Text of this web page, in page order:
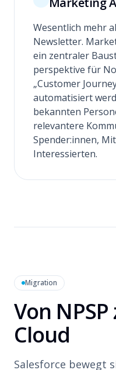
Wesentlich mehr
Newsletter.
ein zentraler
perspektive für
„Customer
automatisiert
bekannten
relevantere
Spender:innen,
Interessierten.
Migration
Von
Cloud
Salesforce bewegt